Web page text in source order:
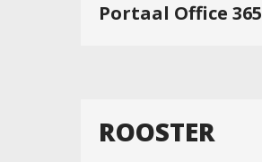
Portaal Office 365
ROOSTER